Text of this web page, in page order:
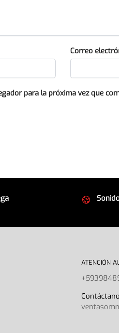
Correo
para la próxima vez que
ATENCIÓN